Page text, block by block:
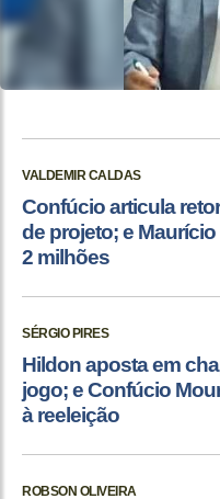
VALDEMIR CALDAS
Confúcio articula
de projeto; e
2 milhões
SÉRGIO PIRES
Hildon aposta em
jogo; e Confúcio
à reeleição
ROBSON OLIVEIRA